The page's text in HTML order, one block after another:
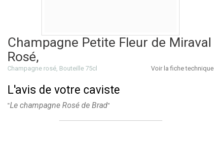
Champagne Petite Fleur de Miraval
Rosé,
Champagne rosé, Bouteille 75cl Voir la fiche technique
L'avis de votre caviste
"Le champagne Rosé de Brad"